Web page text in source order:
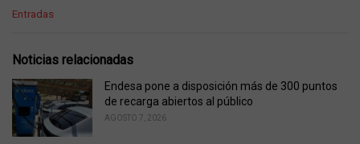
C
e
o
r
i
Entradas
Noticias relacionadas
Endesa pone a disposición más de 300 puntos
de recarga abiertos al público
AGOSTO 7, 2026